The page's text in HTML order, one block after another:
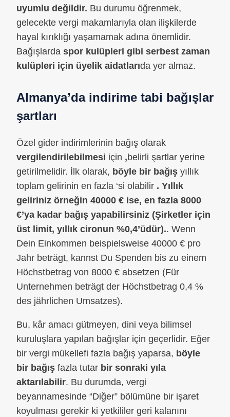
uyumlu değildir. Bu durumu öğrenmek,
gelecekte vergi makamlarıyla olan ilişkilerde
hayal kırıklığı yaşamamak adına önemlidir.
Bağışlarda spor kulüpleri gibi serbest zaman
kulüpleri için üyelik aidatlarıda yer almaz.
Almanya’da indirime tabi bağışlar
şartları
Özel gider indirimlerinin bağış olarak
vergilendirilebilmesi için ,belirli şartlar yerine
getirilmelidir. İlk olarak, böyle bir bağış yıllık
toplam gelirinin en fazla ‘si olabilir . Yıllık
geliriniz örneğin 40000 € ise, en fazla 8000
€’ya kadar bağış yapabilirsiniz (Şirketler için
üst limit, yıllık cironun %0,4’üdür).. Wenn
Dein Einkommen beispielsweise 40000 € pro
Jahr beträgt, kannst Du Spenden bis zu einem
Höchstbetrag von 8000 € absetzen (Für
Unternehmen beträgt der Höchstbetrag 0,4 %
des jährlichen Umsatzes).
Bu, kâr amacı gütmeyen, dini veya bilimsel
kuruluşlara yapılan bağışlar için geçerlidir. Eğer
bir vergi mükellefi fazla bağış yaparsa, böyle
bir bağış fazla tutar bir sonraki yıla
aktarılabilir. Bu durumda, vergi
beyannamesinde “Diğer” bölümüne bir işaret
koyulması gerekir ki yetkililer geri kalanını